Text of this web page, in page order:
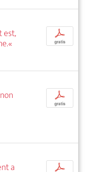
est,
p
gratis
p
gratis
a
p